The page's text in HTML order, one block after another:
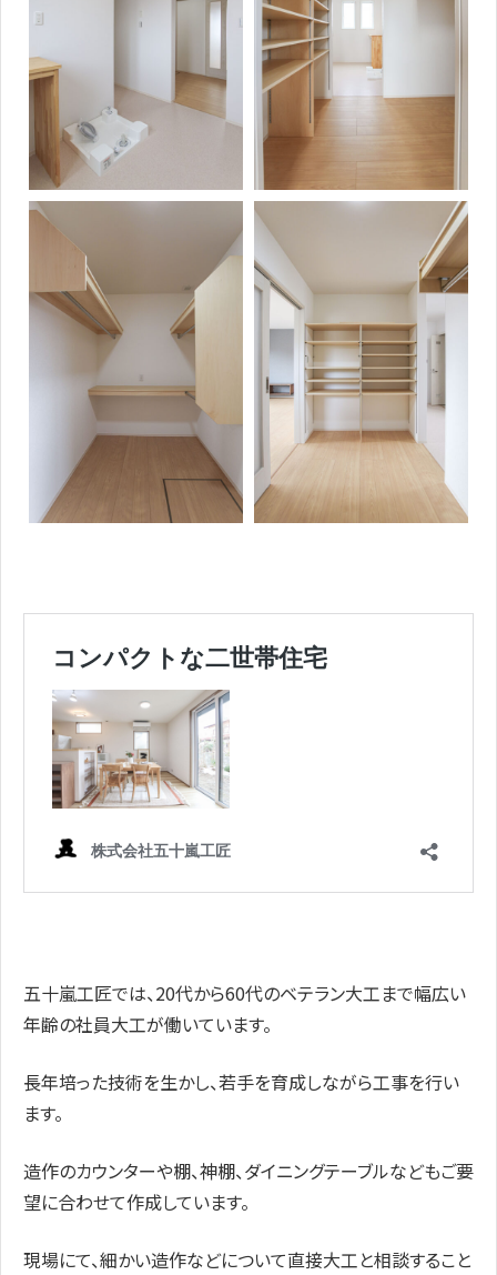
五十嵐工匠では、20代から60代のベテラン大工まで幅広い
年齢の社員大工が働いています。
長年培った技術を生かし、若手を育成しながら工事を行い
ます。
造作のカウンターや棚、神棚、ダイニングテーブルなどもご要
望に合わせて作成しています。
現場にて、細かい造作などについて直接大工と相談すること